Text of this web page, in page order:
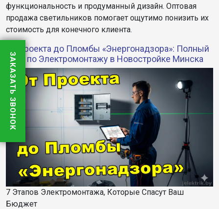
функциональность и продуманный дизайн. Оптовая
продажа светильников помогает ощутимо понизить их
стоимость для конечного клиента.
От Проекта до Пломбы «Энергонадзора»: Полный
Гайд по Электромонтажу в Новостройке Минска
7 Этапов Электромонтажа, Которые Спасут Ваш
Бюджет
ЗАКАЗАТЬ ЗВОНОК